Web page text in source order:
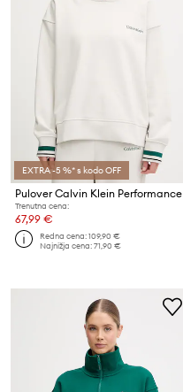
EXTRA -5 %* s kodo OFF
Pulover Calvin Klein Performance
Trenutna cena:
67,99 €
Redna cena:109,90 €
Najnižja cena:71,90 €